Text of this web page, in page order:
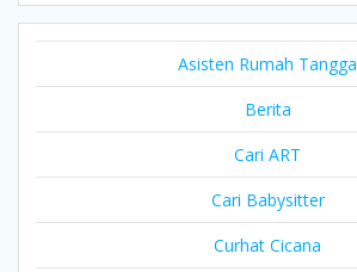
Asisten Rumah Tangga
Berita
Cari ART
Cari Babysitter
Curhat Cicana